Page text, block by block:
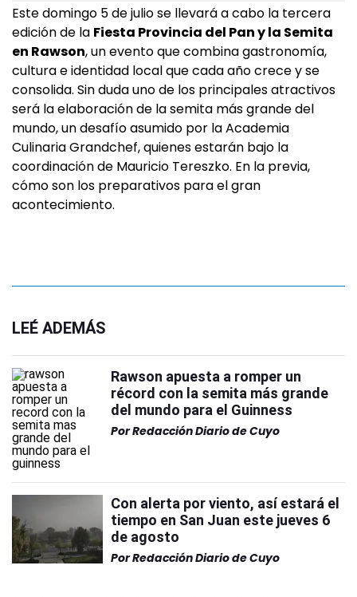
Este domingo 5 de julio se llevará a cabo la tercera
edición de la Fiesta Provincia del Pan y la Semita
en Rawson, un evento que combina gastronomía,
cultura e identidad local que cada año crece y se
consolida. Sin duda uno de los principales atractivos
será la elaboración de la semita más grande del
mundo, un desafío asumido por la Academia
Culinaria Grandchef, quienes estarán bajo la
coordinación de Mauricio Tereszko. En la previa,
cómo son los preparativos para el gran
acontecimiento.
LEÉ ADEMÁS
Rawson apuesta a romper un
récord con la semita más grande
del mundo para el Guinness
PorRedacción Diario de Cuyo
Con alerta por viento, así estará el
tiempo en San Juan este jueves 6
de agosto
PorRedacción Diario de Cuyo